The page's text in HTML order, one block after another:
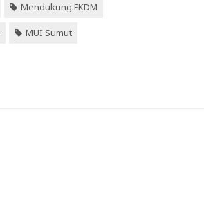
Mendukung FKDM
MUI Sumut